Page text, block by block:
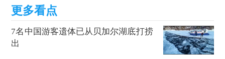
7名中国游客遗体已从贝加尔湖底打捞
出